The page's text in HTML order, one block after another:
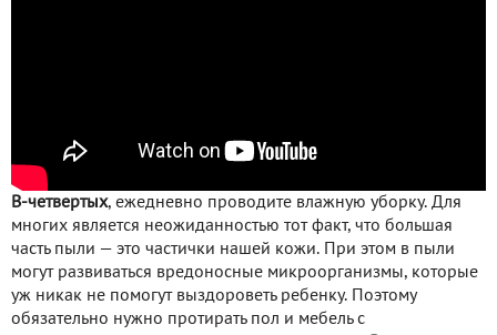
В-четвертых, ежедневно проводите влажную уборку. Для
многих является неожиданностью тот факт, что большая
часть пыли — это частички нашей кожи. При этом в пыли
могут развиваться вредоносные микроорганизмы, которые
уж никак не помогут выздороветь ребенку. Поэтому
обязательно нужно протирать пол и мебель с